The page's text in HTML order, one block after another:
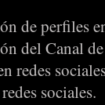
de perfiles
del Canal
redes
sociales.